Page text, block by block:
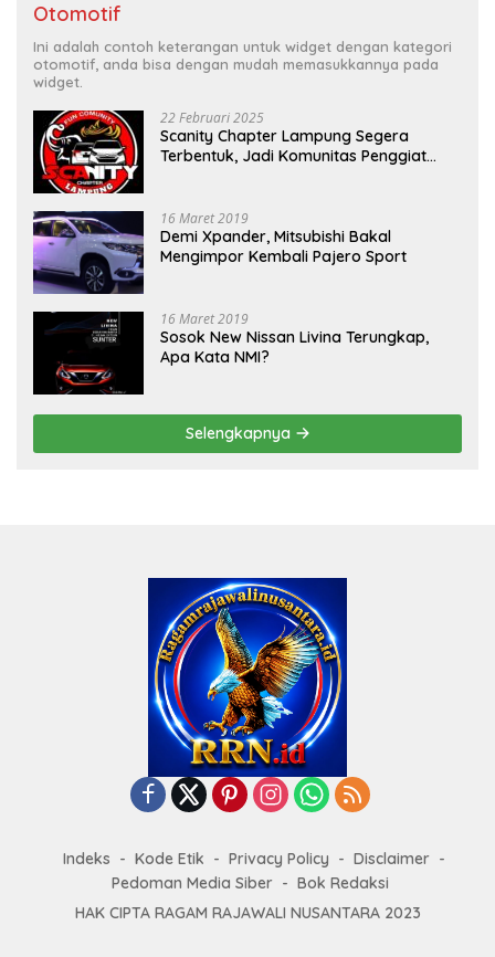
Otomotif
Ini adalah contoh keterangan untuk widget dengan kategori
otomotif, anda bisa dengan mudah memasukkannya pada
widget.
22 Februari 2025
Scanity Chapter Lampung Segera
Terbentuk, Jadi Komunitas Penggiat
16 Maret 2019
Demi Xpander, Mitsubishi Bakal
Mengimpor Kembali Pajero Sport
16 Maret 2019
Sosok New Nissan Livina Terungkap,
Apa Kata NMI?
Selengkapnya
Indeks Kode Etik Privacy Policy
Disclaimer
Pedoman Media Siber
Bok Redaksi
HAK CIPTA RAGAM RAJAWALI NUSANTARA 2023